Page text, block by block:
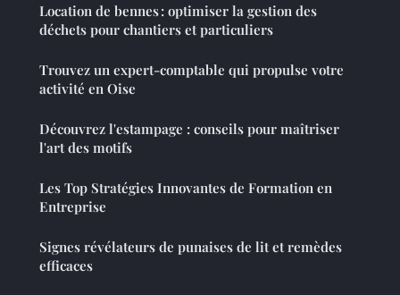
Location de bennes : optimiser la gestion des
déchets pour chantiers et particuliers
Trouvez un expert-comptable qui propulse votre
activité en Oise
Découvrez l'estampage : conseils pour maîtriser
l'art des motifs
Les Top Stratégies Innovantes de Formation en
Entreprise
Signes révélateurs de punaises de lit et remèdes
efficaces